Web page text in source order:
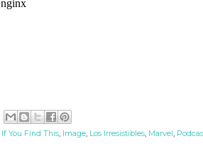
If You Find This, Image, Los Irresistibles, Marvel,